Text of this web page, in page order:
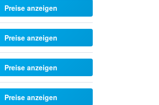
Preise anzeigen
Preise anzeigen
Preise anzeigen
Preise anzeigen